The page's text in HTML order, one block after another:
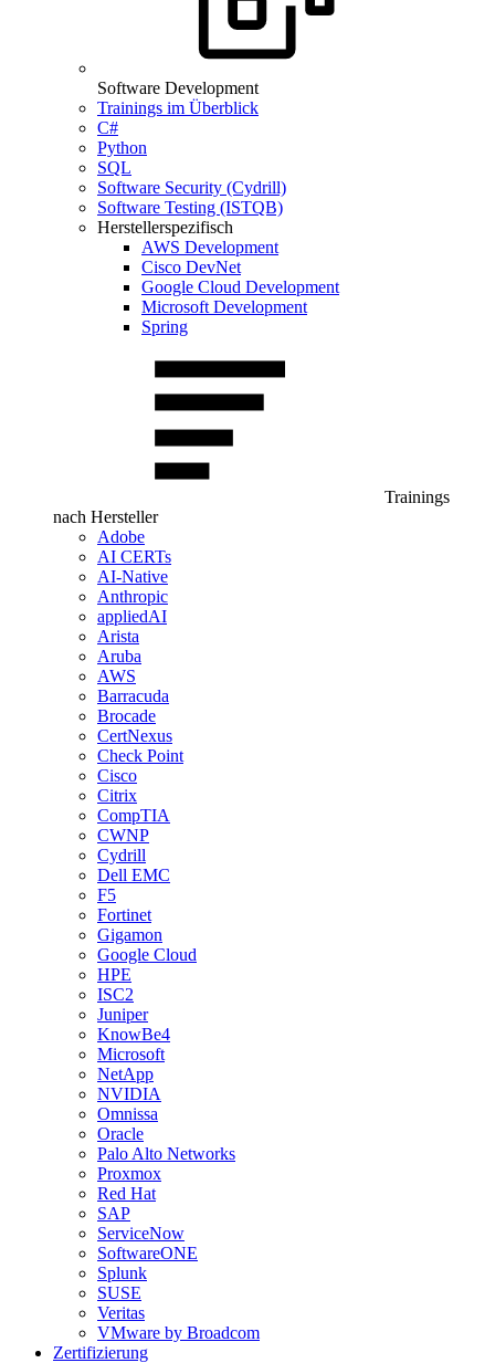
Software Development
Trainings im Überblick
C#
Python
SQL
Software Security (Cydrill)
Software Testing (ISTQB)
Herstellerspezifisch
AWS Development
Cisco DevNet
Google Cloud Development
Microsoft Development
Spring
Trainings
nach Hersteller
Adobe
AI CERTs
AI-Native
Anthropic
appliedAI
Arista
Aruba
AWS
Barracuda
Brocade
CertNexus
Check Point
Cisco
Citrix
CompTIA
CWNP
Cydrill
Dell EMC
F5
Fortinet
Gigamon
Google Cloud
HPE
ISC2
Juniper
KnowBe4
Microsoft
NetApp
NVIDIA
Omnissa
Oracle
Palo Alto Networks
Proxmox
Red Hat
SAP
ServiceNow
SoftwareONE
Splunk
SUSE
Veritas
VMware by Broadcom
Zertifizierung